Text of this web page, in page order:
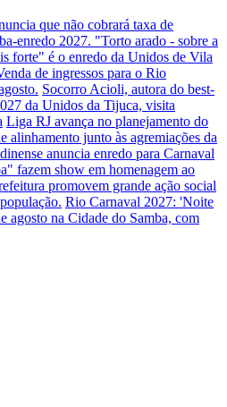
que não cobrará taxa de
enredo 2027. "Torto arado - sobre a
forte" é o enredo da Unidos de Vila
de ingressos para o Rio
Socorro Acioli, autora do best-
da Unidos da Tijuca, visita
Liga RJ avança no planejamento do
alinhamento junto às agremiações da
anuncia enredo para Carnaval
fazem show em homenagem ao
promovem grande ação social
Rio Carnaval 2027: 'Noite
agosto na Cidade do Samba, com